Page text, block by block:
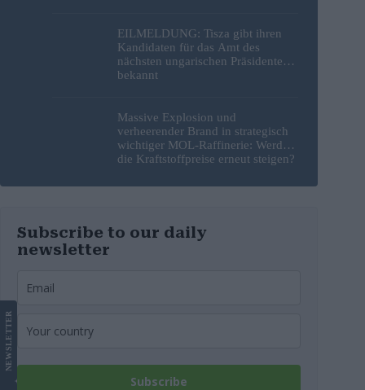
EILMELDUNG: Tisza gibt ihren
Kandidaten für das Amt des
nächsten ungarischen Präsidenten
bekannt
Massive Explosion und
verheerender Brand in strategisch
wichtiger MOL-Raffinerie: Werden
die Kraftstoffpreise erneut steigen?
Subscribe to our daily
newsletter
Subscribe
NEWS
LETTER